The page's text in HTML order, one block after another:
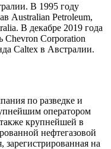
В 1995 году
Australian Petroleum,
В декабре 2019 года
Chevron Corporation
Caltex в Австралии.
по разведке и
оператором
крупнейшей в
нефтегазовой
на